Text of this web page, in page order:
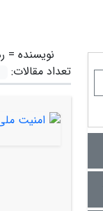
نویسنده =
تعداد مقالات: